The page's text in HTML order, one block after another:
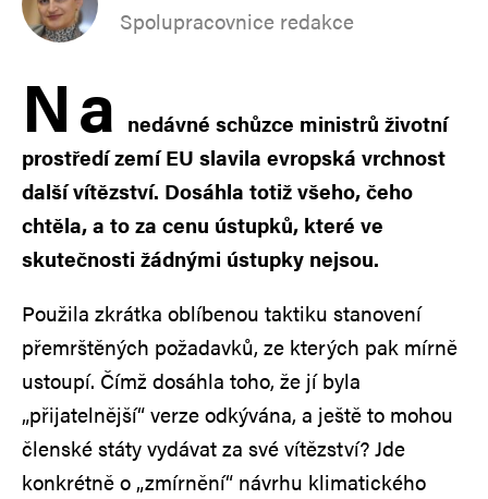
Spolupracovnice redakce
Na nedávné schůzce ministrů životní
prostředí zemí EU slavila evropská vrchnost
další vítězství. Dosáhla totiž všeho, čeho
chtěla, a to za cenu ústupků, které ve
skutečnosti žádnými ústupky nejsou.
Použila zkrátka oblíbenou taktiku stanovení
přemrštěných požadavků, ze kterých pak mírně
ustoupí. Čímž dosáhla toho, že jí byla
„přijatelnější“ verze odkývána, a ještě to mohou
členské státy vydávat za své vítězství? Jde
konkrétně o „zmírnění“ návrhu klimatického